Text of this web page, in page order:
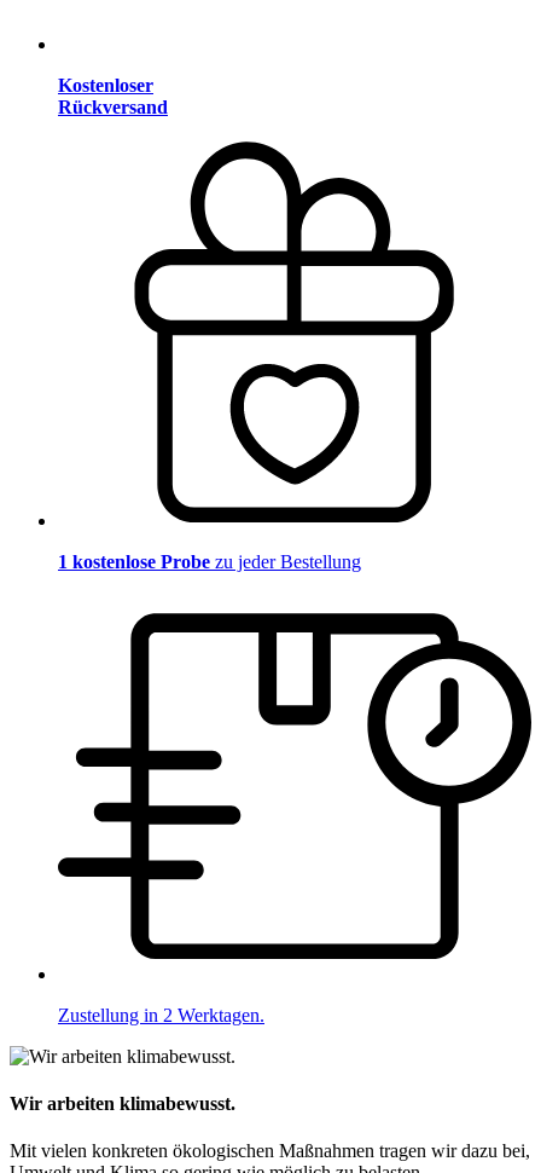
Kostenloser
Rückversand
1 kostenlose Probe zu jeder Bestellung
Zustellung in 2 Werktagen.
Wir arbeiten klimabewusst.
Mit vielen konkreten ökologischen Maßnahmen tragen wir dazu bei,